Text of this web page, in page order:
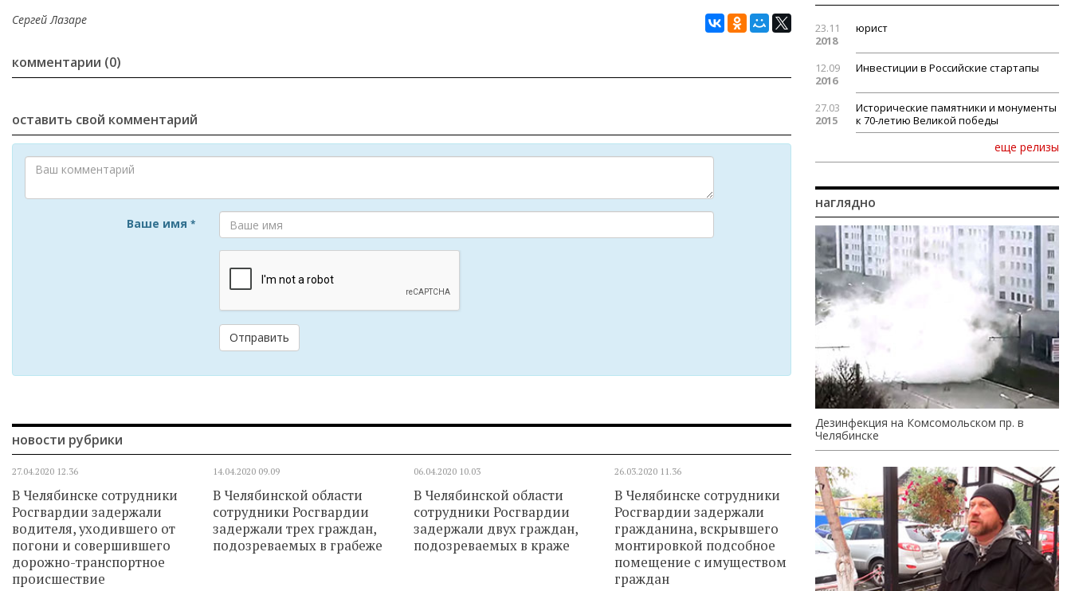
Сергей Лазаре
комментарии (0)
оставить свой комментарий
Ваше имя *
Отправить
новости рубрики
27.04.2020 12.36
В Челябинске сотрудники
Росгвардии задержали
водителя, уходившего от
погони и совершившего
дорожно-транспортное
происшествие
14.04.2020 09.09
В Челябинской области
сотрудники Росгвардии
задержали трех граждан,
подозреваемых в грабеже
06.04.2020 10.03
В Челябинской области
сотрудники Росгвардии
задержали двух граждан,
подозреваемых в краже
26.03.2020 11.36
В Челябинске сотрудники
Росгвардии задержали
гражданина, вскрывшего
монтировкой подсобное
помещение с имуществом
граждан
23.11
2018
юрист
12.09
2016
Инвестиции в Российские стартапы
27.03
2015
Исторические памятники и монументы
к 70-летию Великой победы
еще релизы
наглядно
Дезинфекция на Комсомольском пр. в
Челябинске